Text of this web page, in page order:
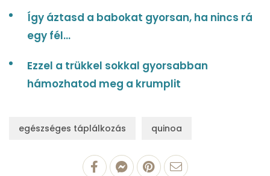
Így áztasd a babokat gyorsan, ha nincs rá
egy fél...
Ezzel a trükkel sokkal gyorsabban
hámozhatod meg a krumplit
egészséges táplálkozás quinoa